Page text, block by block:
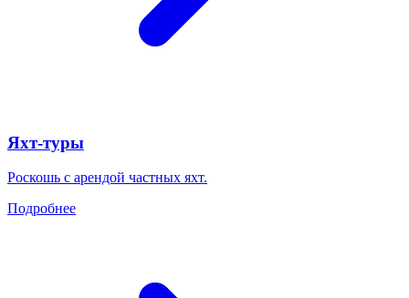
Яхт-туры
Роскошь с арендой частных яхт.
Подробнее